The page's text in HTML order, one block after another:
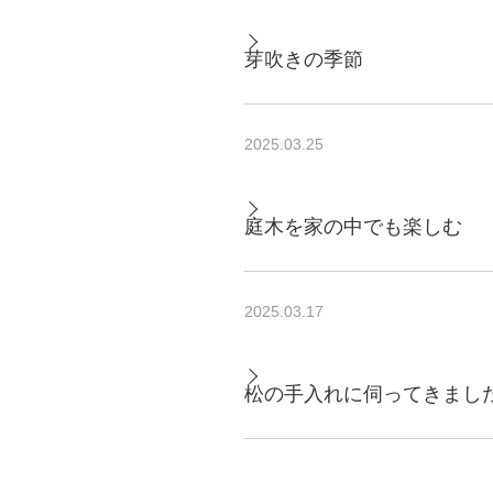
芽吹きの季節
2025.03.25
庭木を家の中でも楽しむ
2025.03.17
松の手入れに伺ってきまし